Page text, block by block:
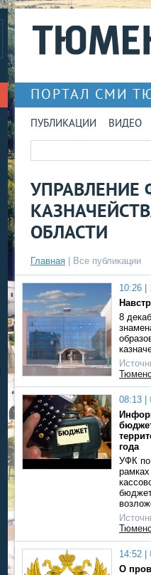
ПОРТАЛ СМИ
ПУБЛИКАЦИИ ВИДЕО
УПРАВЛЕНИЕ
ОБЛАСТИ
Главная Все публикации
10:26 |
8
08:13 |
года
УФК по
14:52 |
О